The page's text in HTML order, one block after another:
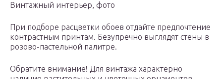
Винтажный интерьер, фото
При подборе расцветки обоев отдайте предпочтение
контрастным принтам. Безупречно выглядят стены в
розово-пастельной палитре.
Обратите внимание! Для винтажа характерно